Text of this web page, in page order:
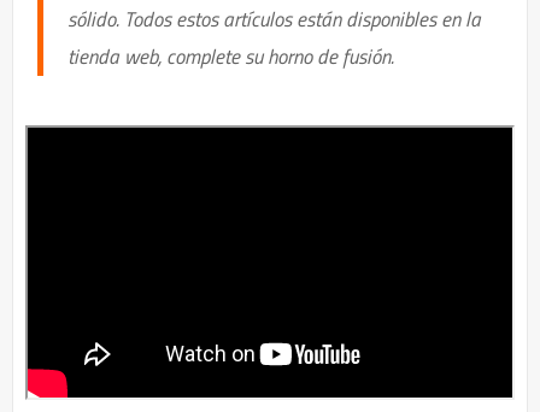
sólido. Todos estos artículos están disponibles en la
tienda web, complete su horno de fusión.